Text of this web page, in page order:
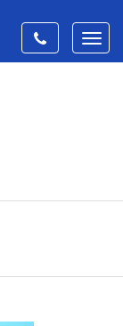
Toggle
navigation